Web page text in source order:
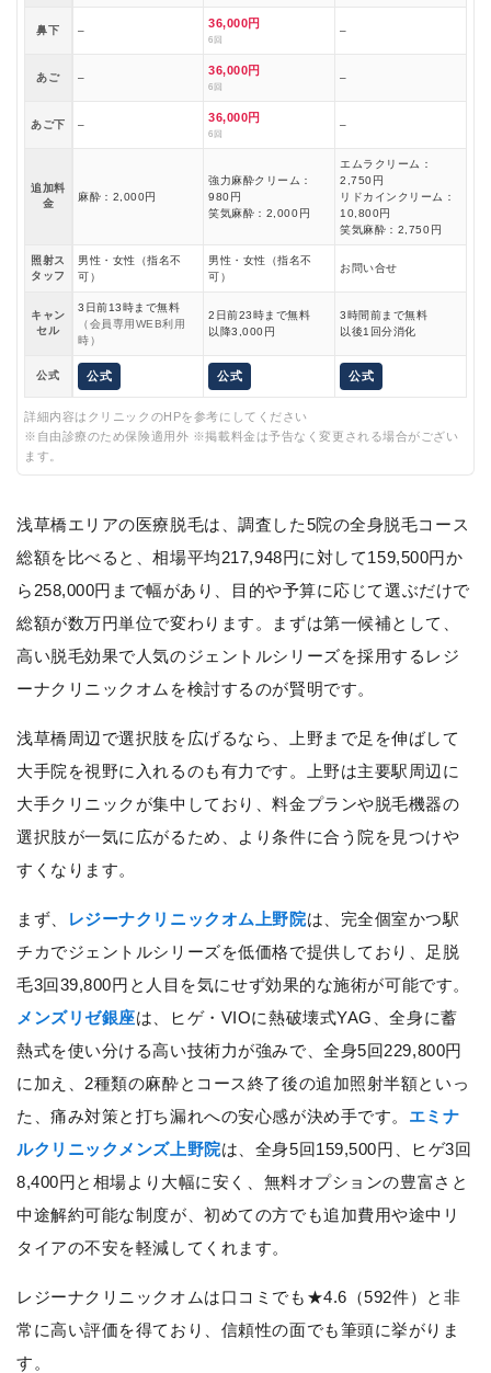
鼻下 –
36,000円
6回
–
あご –
36,000円
6回
–
あご下 –
36,000円
6回
–
追加料
金
麻酔：2,000円
強力麻酔クリーム：
980円
笑気麻酔：2,000円
エムラクリーム：
2,750円
リドカインクリーム：
10,800円
笑気麻酔：2,750円
照射ス
タッフ
男性・女性（指名不
可）
男性・女性（指名不
可）
お問い合せ
キャン
セル
3日前13時まで無料
（会員専用WEB利用
時）
2日前23時まで無料
以降3,000円
3時間前まで無料
以後1回分消化
公式 公式 公式 公式
詳細内容はクリニックのHPを参考にしてください
※自由診療のため保険適用外 ※掲載料金は予告なく変更される場合がござい
ます。
浅草橋エリアの医療脱毛は、調査した5院の全身脱毛コース
総額を比べると、相場平均217,948円に対して159,500円か
ら258,000円まで幅があり、目的や予算に応じて選ぶだけで
総額が数万円単位で変わります。まずは第一候補として、
高い脱毛効果で人気のジェントルシリーズを採用するレジ
ーナクリニックオムを検討するのが賢明です。
浅草橋周辺で選択肢を広げるなら、上野まで足を伸ばして
大手院を視野に入れるのも有力です。上野は主要駅周辺に
大手クリニックが集中しており、料金プランや脱毛機器の
選択肢が一気に広がるため、より条件に合う院を見つけや
すくなります。
まず、 レジーナクリニックオム上野院は、完全個室かつ駅
チカでジェントルシリーズを低価格で提供しており、足脱
毛3回39,800円と人目を気にせず効果的な施術が可能です。
メンズリゼ銀座は、ヒゲ・VIOに熱破壊式YAG、全身に蓄
熱式を使い分ける高い技術力が強みで、全身5回229,800円
に加え、2種類の麻酔とコース終了後の追加照射半額といっ
た、痛み対策と打ち漏れへの安心感が決め手です。 エミナ
ルクリニックメンズ上野院は、全身5回159,500円、ヒゲ3回
8,400円と相場より大幅に安く、無料オプションの豊富さと
中途解約可能な制度が、初めての方でも追加費用や途中リ
タイアの不安を軽減してくれます。
レジーナクリニックオムは口コミでも★4.6（592件）と非
常に高い評価を得ており、信頼性の面でも筆頭に挙がりま
す。